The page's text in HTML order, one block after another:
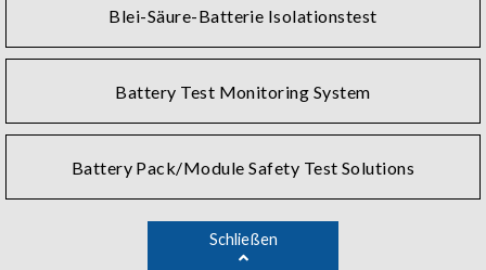
Blei-Säure-Batterie Isolationstest
Battery Test Monitoring System
Battery Pack/Module Safety Test Solutions
Schließen